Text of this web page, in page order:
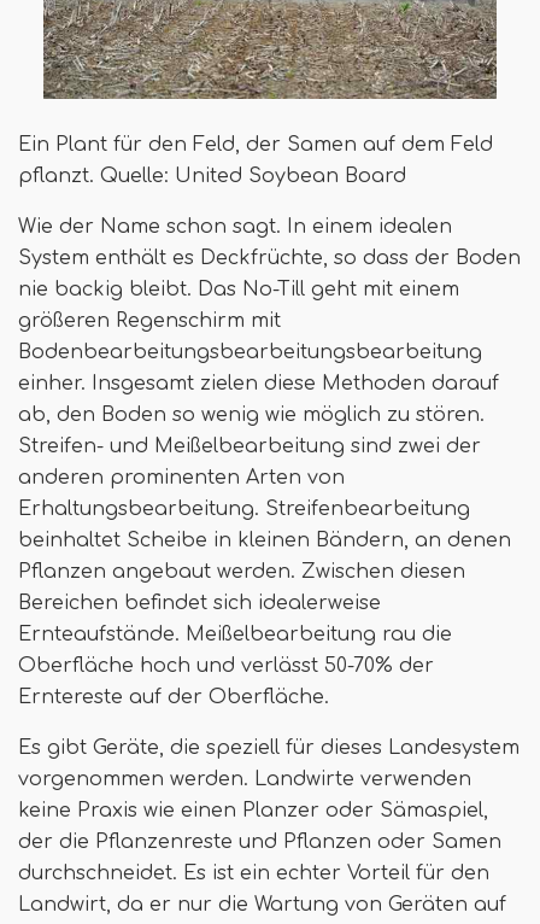
Ein Plant für den Feld, der Samen auf dem Feld
pflanzt. Quelle: United Soybean Board
Wie der Name schon sagt. In einem idealen
System enthält es Deckfrüchte, so dass der Boden
nie backig bleibt. Das No-Till geht mit einem
größeren Regenschirm mit
Bodenbearbeitungsbearbeitungsbearbeitung
einher. Insgesamt zielen diese Methoden darauf
ab, den Boden so wenig wie möglich zu stören.
Streifen- und Meißelbearbeitung sind zwei der
anderen prominenten Arten von
Erhaltungsbearbeitung. Streifenbearbeitung
beinhaltet Scheibe in kleinen Bändern, an denen
Pflanzen angebaut werden. Zwischen diesen
Bereichen befindet sich idealerweise
Ernteaufstände. Meißelbearbeitung rau die
Oberfläche hoch und verlässt 50-70% der
Erntereste auf der Oberfläche.
Es gibt Geräte, die speziell für dieses Landesystem
vorgenommen werden. Landwirte verwenden
keine Praxis wie einen Planzer oder Sämaspiel,
der die Pflanzenreste und Pflanzen oder Samen
durchschneidet. Es ist ein echter Vorteil für den
Landwirt, da er nur die Wartung von Geräten auf